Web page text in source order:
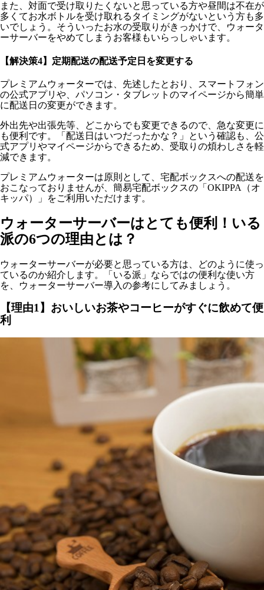
また、対面で受け取りたくないと思っている方や昼間は不在が
多くてお水ボトルを受け取れるタイミングがないという方も多
いでしょう。そういったお水の受取りがきっかけで、ウォータ
ーサーバーをやめてしまうお客様もいらっしゃいます。
【解決策4】定期配送の配送予定日を変更する
プレミアムウォーターでは、先述したとおり、スマートフォン
の公式アプリや、パソコン・タブレットのマイページから簡単
に配送日の変更ができます。
外出先や出張先等、どこからでも変更できるので、急な変更に
も便利です。「配送日はいつだったかな？」という確認も、公
式アプリやマイページからできるため、受取りの煩わしさを軽
減できます。
プレミアムウォーターは原則として、宅配ボックスへの配送を
おこなっておりませんが、簡易宅配ボックスの「OKIPPA（オ
キッパ）」をご利用いただけます。
ウォーターサーバーはとても便利！いる
派の6つの理由とは？
ウォーターサーバーが必要と思っている方は、どのように使っ
ているのか紹介します。「いる派」ならではの便利な使い方
を、ウォーターサーバー導入の参考にしてみましょう。
【理由1】おいしいお茶やコーヒーがすぐに飲めて便
利